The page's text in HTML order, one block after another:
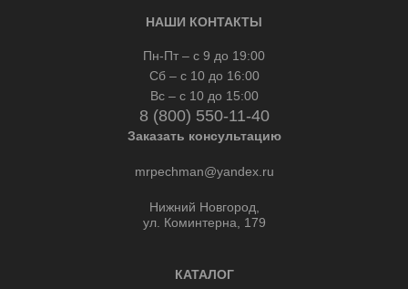
НАШИ КОНТАКТЫ
Пн-Пт – с 9 до 19:00
Сб – с 10 до 16:00
Вс – с 10 до 15:00
8 (800) 550-11-40
Заказать консультацию
mrpechman@yandex.ru
Нижний Новгород,
ул. Коминтерна, 179
КАТАЛОГ